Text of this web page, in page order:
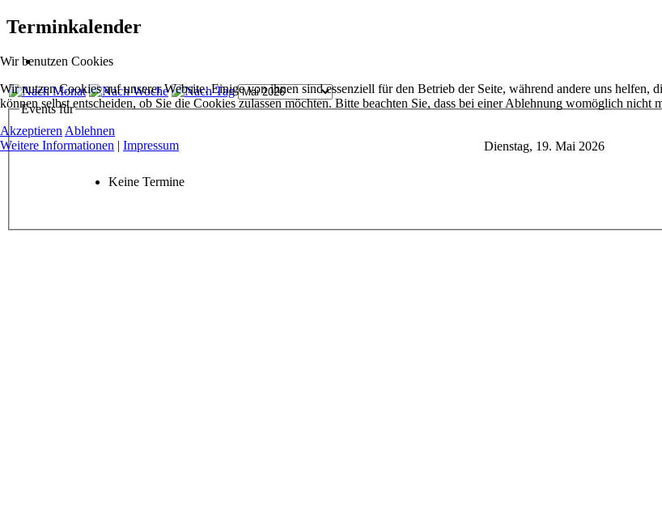
Terminkalender
Events für
Dienstag, 19. Mai 2026
Keine Termine
Wir benutzen Cookies
Wir nutzen Cookies auf unserer Website. Einige von ihnen sind essenziell für den Betrieb der Seite, während andere uns helfen,
können selbst entscheiden, ob Sie die Cookies zulassen möchten. Bitte beachten Sie, dass bei einer Ablehnung womöglich nicht
Akzeptieren Ablehnen
Weitere Informationen | Impressum